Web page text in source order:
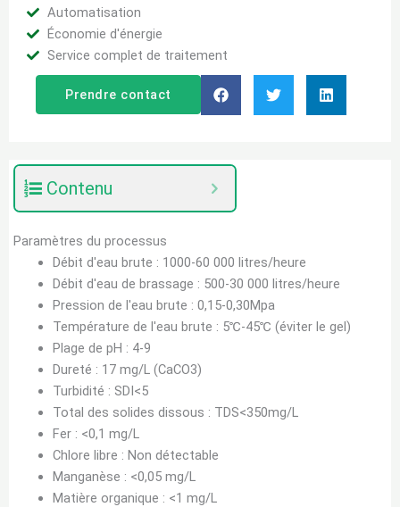
Automatisation
Économie d'énergie
Service complet de traitement
Prendre contact
Contenu
Paramètres du processus
Débit d'eau brute : 1000-60 000 litres/heure
Débit d'eau de brassage : 500-30 000 litres/heure
Pression de l'eau brute : 0,15-0,30Mpa
Température de l'eau brute : 5℃-45℃ (éviter le gel)
Plage de pH : 4-9
Dureté : 17 mg/L (CaCO3)
Turbidité : SDI<5
Total des solides dissous : TDS<350mg/L
Fer : <0,1 mg/L
Chlore libre : Non détectable
Manganèse : <0,05 mg/L
Matière organique : <1 mg/L